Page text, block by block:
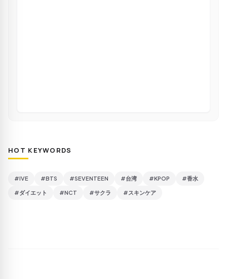
HOT KEYWORDS
#IVE #BTS #SEVENTEEN #台湾 #KPOP #香水
#ダイエット #NCT #サクラ #スキンケア